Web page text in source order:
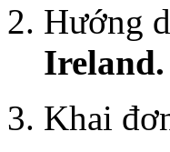
Hướng
Ireland.
Khai